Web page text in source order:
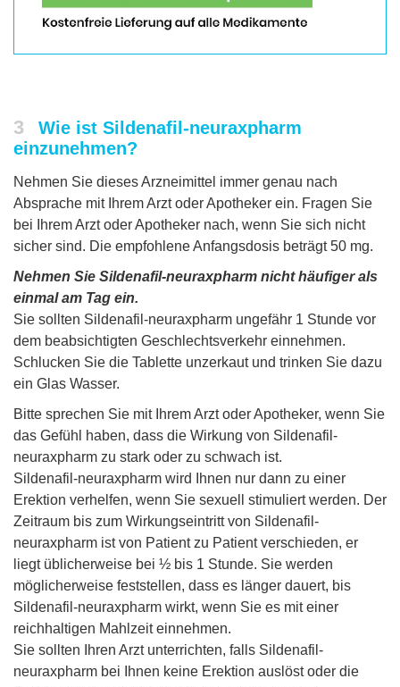
3
Wie ist Sildenafil-neuraxpharm
einzunehmen?
Nehmen Sie dieses Arzneimittel immer genau nach
Absprache mit Ihrem Arzt oder Apotheker ein. Fragen Sie
bei Ihrem Arzt oder Apotheker nach, wenn Sie sich nicht
sicher sind. Die empfohlene Anfangsdosis beträgt 50 mg.
Nehmen Sie Sildenafil-neuraxpharm nicht häufiger als
einmal am Tag ein.
Sie sollten Sildenafil-neuraxpharm ungefähr 1 Stunde vor
dem beabsichtigten Geschlechtsverkehr einnehmen.
Schlucken Sie die Tablette unzerkaut und trinken Sie dazu
ein Glas Wasser.
Bitte sprechen Sie mit Ihrem Arzt oder Apotheker, wenn Sie
das Gefühl haben, dass die Wirkung von Sildenafil-
neuraxpharm zu stark oder zu schwach ist.
Sildenafil-neuraxpharm wird Ihnen nur dann zu einer
Erektion verhelfen, wenn Sie sexuell stimuliert werden. Der
Zeitraum bis zum Wirkungseintritt von Sildenafil-
neuraxpharm ist von Patient zu Patient verschieden, er
liegt üblicherweise bei ½ bis 1 Stunde. Sie werden
möglicherweise feststellen, dass es länger dauert, bis
Sildenafil-neuraxpharm wirkt, wenn Sie es mit einer
reichhaltigen Mahlzeit einnehmen.
Sie sollten Ihren Arzt unterrichten, falls Sildenafil-
neuraxpharm bei Ihnen keine Erektion auslöst oder die